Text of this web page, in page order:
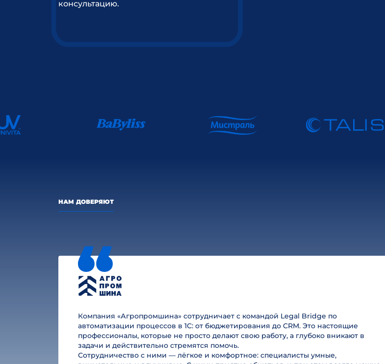
консультацию.
НАМ ДОВЕРЯЮТ
Компания «Агропромшина» сотрудничает с командой Legal Bridge по
автоматизации процессов в 1С: от бюджетирования до CRM. Это настоящие
профессионалы, которые не просто делают свою работу, а глубоко вникают в
задачи и действительно стремятся помочь.
Сотрудничество с ними — лёгкое и комфортное: специалисты умные,